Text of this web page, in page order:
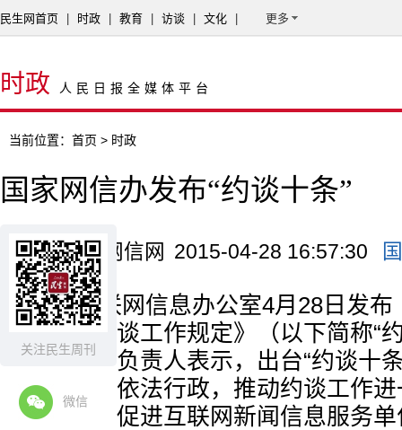
关注民生周刊
微信
民生网首页 时政 教育 访谈 文化 更多
时政 人民日报全媒体平台
当前位置： 首页 > 时政
国家网信办发布“约谈十条”
来源：中国网信网 2015-04-28 16:57:30
国家互联网信息办公室4月28日发
服务单位约谈工作规定》（以下简称“
网信办有关负责人表示，出台“约谈十
行政行为，依法行政，推动约谈工作
化，更好地促进互联网新闻信息服务